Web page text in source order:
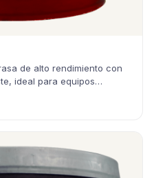
de alto rendimiento con
ideal para equipos